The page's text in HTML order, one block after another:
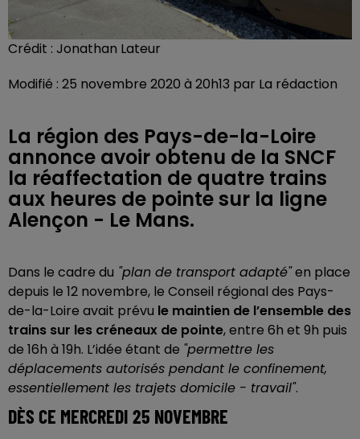
Crédit : Jonathan Lateur
Modifié : 25 novembre 2020 à 20h13 par La rédaction
La région des Pays-de-la-Loire
annonce avoir obtenu de la SNCF
la réaffectation de quatre trains
aux heures de pointe sur la ligne
Alençon - Le Mans.
Dans le cadre du "plan de transport adapté"en place
depuis le 12 novembre, le Conseil régional des Pays-
de-la-Loire avait prévu le maintien de l’ensemble des
trains sur les créneaux de pointe, entre 6h et 9h puis
de 16h à 19h. L’idée étant de "permettre les
déplacements autorisés pendant le confinement,
essentiellement les trajets domicile - travail".
DÈS CE MERCREDI 25 NOVEMBRE